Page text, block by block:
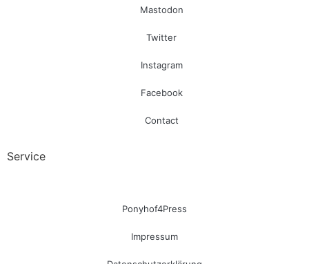
Mastodon
Twitter
Instagram
Facebook
Contact
Service
Ponyhof4Press
Impressum